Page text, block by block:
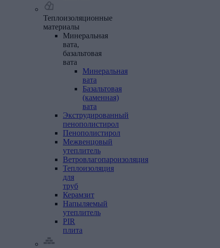
Теплоизоляционные
материалы
Минеральная
вата,
базальтовая
вата
Минеральная
вата
Базальтовая
(каменная)
вата
Экструдированный
пенополистирол
Пенополистирол
Межвенцовый
утеплитель
Ветровлагопароизоляция
Теплоизоляция
для
труб
Керамзит
Напыляемый
утеплитель
PIR
плита